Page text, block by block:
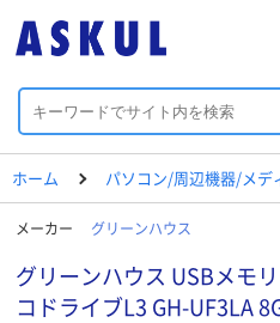
ホーム パソコン/周辺機器/メデ
メーカー グリーンハウス
グリーンハウス USBメモ
コドライブL3 GH-UF3LA